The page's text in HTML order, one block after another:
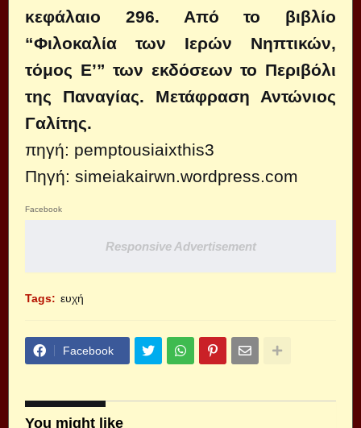
κεφάλαιο 296. Από το βιβλίο
“Φιλοκαλία των Ιερών Νηπτικών,
τόμος E’” των εκδόσεων το Περιβόλι
της Παναγίας. Μετάφραση Αντώνιος
Γαλίτης.
πηγή: pemptousiaixthis3
Πηγή: simeiakairwn.wordpress.com
Facebook
Responsive Advertisement
Tags: ευχή
Facebook
You might like